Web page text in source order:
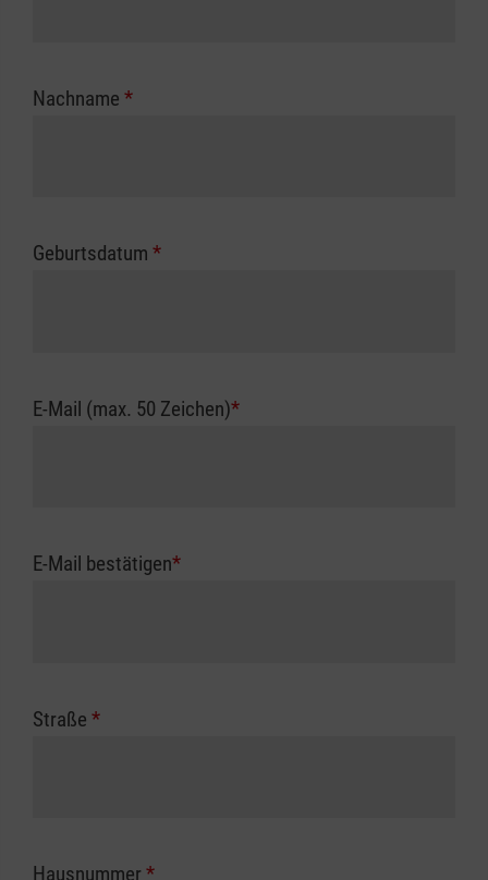
Nachname *
Geburtsdatum *
E-Mail (max. 50 Zeichen)*
E-Mail bestätigen*
Straße *
Hausnummer *